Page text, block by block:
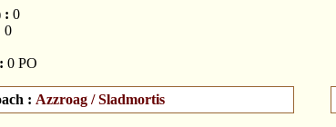
: 0
0
0 PO
: Azzroag / Sladmortis